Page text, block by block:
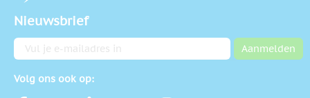
Nieuwsbrief
E-mailadres Aanmelden
Volg ons ook op: